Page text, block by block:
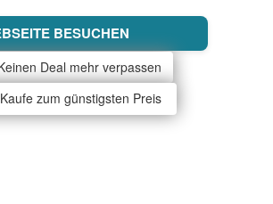
BESUCHEN
Deal mehr verpassen
zum günstigsten Preis